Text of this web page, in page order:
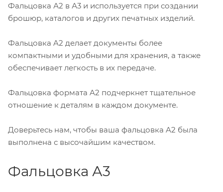
Фальцовка А2 в А3 и используется при создании
брошюр, каталогов и других печатных изделий.
Фальцовка A2 делает документы более
компактными и удобными для хранения, а также
обеспечивает легкость в их передаче.
Фальцовка формата A2 подчеркнет тщательное
отношение к деталям в каждом документе.
Доверьтесь нам, чтобы ваша фальцовка A2 была
выполнена с высочайшим качеством.
Фальцовка А3